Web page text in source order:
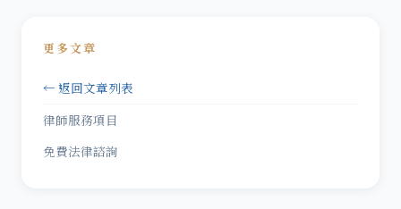
更多文章
← 返回文章列表
律師服務項目
免費法律諮詢